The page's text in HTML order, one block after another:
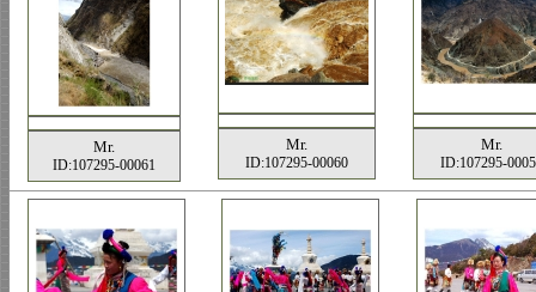
Mr.
ID:107295-00061
Mr.
ID:107295-00060
Mr.
ID:107295-